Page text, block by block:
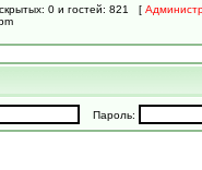
скрытых: 0 и гостей: 821 [
Пароль: